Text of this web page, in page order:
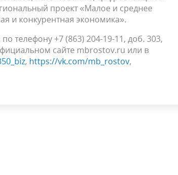
проект «Малое и среднее
и конкурентная экономика».
телефону +7 (863) 204-19-11, доб. 303,
сайте mbrostov.ru или в
, https://vk.com/mb_rostov,